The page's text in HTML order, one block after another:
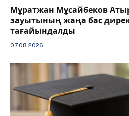
Мұратжан Мұсайбеков
зауытының жаңа бас
тағайындалды
07.08.2026